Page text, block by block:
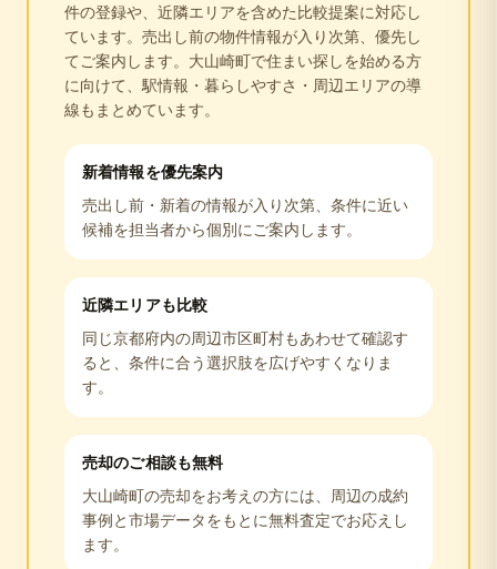
件の登録や、近隣エリアを含めた比較提案に対応し
ています。売出し前の物件情報が入り次第、優先し
てご案内します。 大山崎町で住まい探しを始める方
に向けて、駅情報・暮らしやすさ・周辺エリアの導
線もまとめています。
新着情報を優先案内
売出し前・新着の情報が入り次第、条件に近い
候補を担当者から個別にご案内します。
近隣エリアも比較
同じ京都府内の周辺市区町村もあわせて確認す
ると、条件に合う選択肢を広げやすくなりま
す。
売却のご相談も無料
大山崎町の売却をお考えの方には、周辺の成約
事例と市場データをもとに無料査定でお応えし
ます。